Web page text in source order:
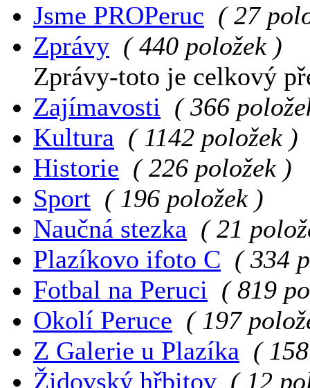
Jsme PROPeruc ( 27
Zprávy ( 440 položek )
Zprávy-toto je celkový
Zajímavosti ( 366
Kultura ( 1142 položek )
Historie ( 226 položek )
Sport ( 196 položek )
Naučná stezka ( 21
Plazíkovo ifoto C ( 334
Fotbal na Peruci ( 819
Okolí Peruce ( 197
Z Galerie u Plazíka (
Židovský hřbitov ( 12